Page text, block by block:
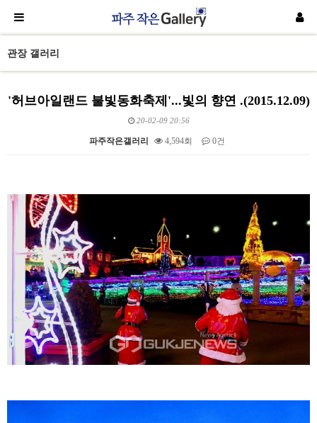
관장 갤러리
'허브아일랜드 불빛동화축제'...빛의 향연 .(2015.12.09)
20-02-09 20:56
파주작은갤러리 4,594회 0건